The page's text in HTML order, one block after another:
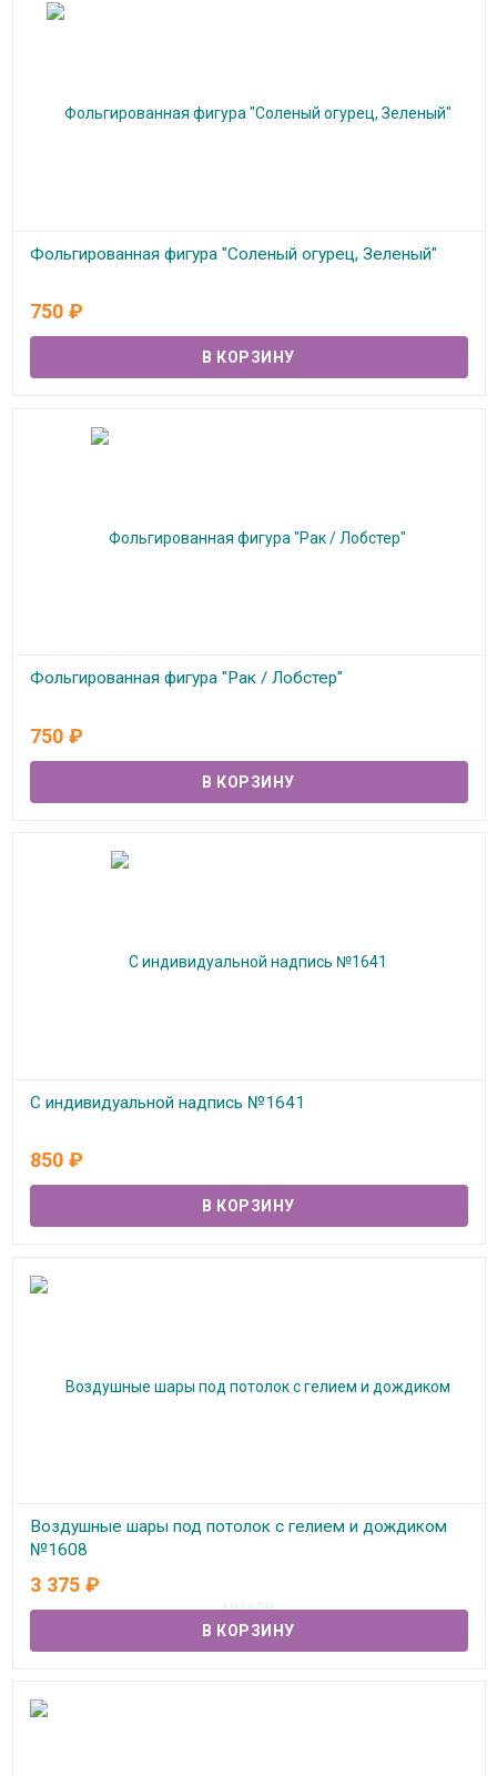
Фольгированная фигура "Соленый огурец, Зеленый"
750 ₽
Фольгированная фигура "Рак / Лобстер"
750 ₽
С индивидуальной надпись №1641
850 ₽
Воздушные шары под потолок с гелием и дождиком
№1608
В наличии
3 375 ₽